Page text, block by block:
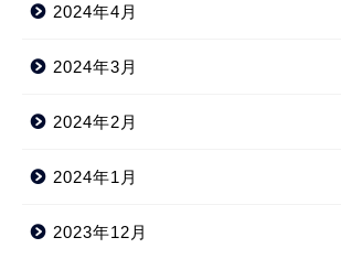
2024年4月
2024年3月
2024年2月
2024年1月
2023年12月